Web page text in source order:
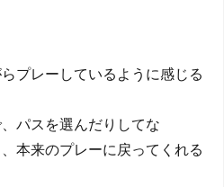
プレーしているように感じる
パスを選んだりしてな
本来のプレーに戻ってくれる